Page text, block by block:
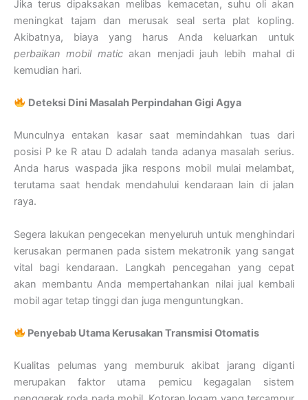
Jika terus dipaksakan melibas kemacetan, suhu oli akan
meningkat tajam dan merusak seal serta plat kopling.
Akibatnya, biaya yang harus Anda keluarkan untuk
perbaikan mobil maticakan menjadi jauh lebih mahal di
kemudian hari.
Deteksi Dini Masalah Perpindahan Gigi Agya
Munculnya entakan kasar saat memindahkan tuas dari
posisi P ke R atau D adalah tanda adanya masalah serius.
Anda harus waspada jika respons mobil mulai melambat,
terutama saat hendak mendahului kendaraan lain di jalan
raya.
Segera lakukan pengecekan menyeluruh untuk menghindari
kerusakan permanen pada sistem mekatronik yang sangat
vital bagi kendaraan. Langkah pencegahan yang cepat
akan membantu Anda mempertahankan nilai jual kembali
mobil agar tetap tinggi dan juga menguntungkan.
Penyebab Utama Kerusakan Transmisi Otomatis
Kualitas pelumas yang memburuk akibat jarang diganti
merupakan faktor utama pemicu kegagalan sistem